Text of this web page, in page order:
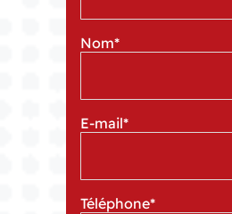
Nom*
E-mail*
Téléphone*